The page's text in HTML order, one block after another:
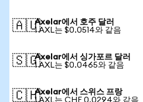
🇦🇺Axelar에서 호주 달러
1 AXL는 $0.0514와 같음
🇸🇬Axelar에서 싱가포르 달러
1 AXL는 $0.0465와 같음
🇨🇭Axelar에서 스위스 프랑
1 AXL는 CHF 0.0294와 같음